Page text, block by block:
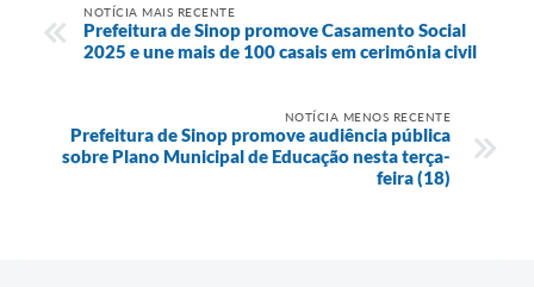
NOTÍCIA MAIS RECENTE
Prefeitura de Sinop promove Casamento Social
2025 e une mais de 100 casais em cerimônia civil
NOTÍCIA MENOS RECENTE
Prefeitura de Sinop promove audiência pública
sobre Plano Municipal de Educação nesta terça-
feira (18)